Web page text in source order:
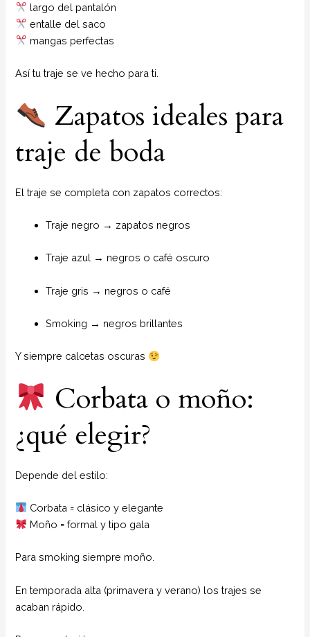
largo del pantalón
entalle del saco
mangas perfectas
Así tu traje se ve hecho para ti.
Zapatos ideales para
traje de boda
El traje se completa con zapatos correctos:
Traje negro → zapatos negros
Traje azul → negros o café oscuro
Traje gris → negros o café
Smoking → negros brillantes
Y siempre calcetas oscuras
Corbata o moño:
¿qué elegir?
Depende del estilo:
Corbata = clásico y elegante
Moño = formal y tipo gala
Para smoking siempre moño.
En temporada alta (primavera y verano) los trajes se
acaban rápido.